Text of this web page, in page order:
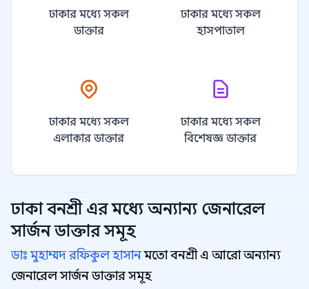
ঢাকার মধ্যে সকল
ডাক্তার
ঢাকার মধ্যে সকল
হাসপাতাল
ঢাকার মধ্যে সকল
এলাকার ডাক্তার
ঢাকার মধ্যে সকল
বিশেষজ্ঞ ডাক্তার
ঢাকা বনশ্রী এর মধ্যে অন্যান্য জেনারেল
সার্জন ডাক্তার সমূহ
ডাঃ মুহাম্মদ রফিকুল হাসানমতো বনশ্রী এ আরো অন্যান্য
জেনারেল সার্জন ডাক্তার সমূহ